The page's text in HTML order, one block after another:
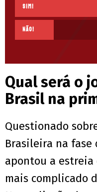
Sim!
Não!
Qual será o
Brasil na
Questionado
Brasileira na fase
apontou a estreia
mais complicado